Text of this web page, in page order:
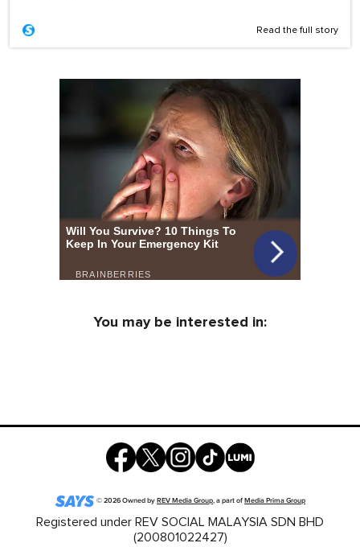
Read the full story
You may be interested in:
©2026Owned byREV Media Group, a part ofMedia Prima Group
Registered under REV SOCIAL MALAYSIA SDN BHD
(200801022427)